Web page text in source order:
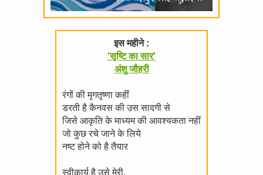
इस महीने :
'सृष्टि का सार'
अंशु जौहरी
रंगों की मृगतृष्णा कहीं
डरती है कैनवस की उस सादगी से
जिसे आकृति के माध्यम की आवश्यकता नहीं
जो कुछ रचे जाने के लिये
नष्ट होने को है तैयार
स्वीकार्य है उसे मेरी,